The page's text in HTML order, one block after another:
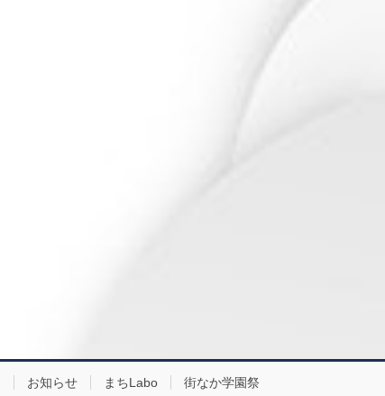
お知らせ まちLabo
街なか学園祭